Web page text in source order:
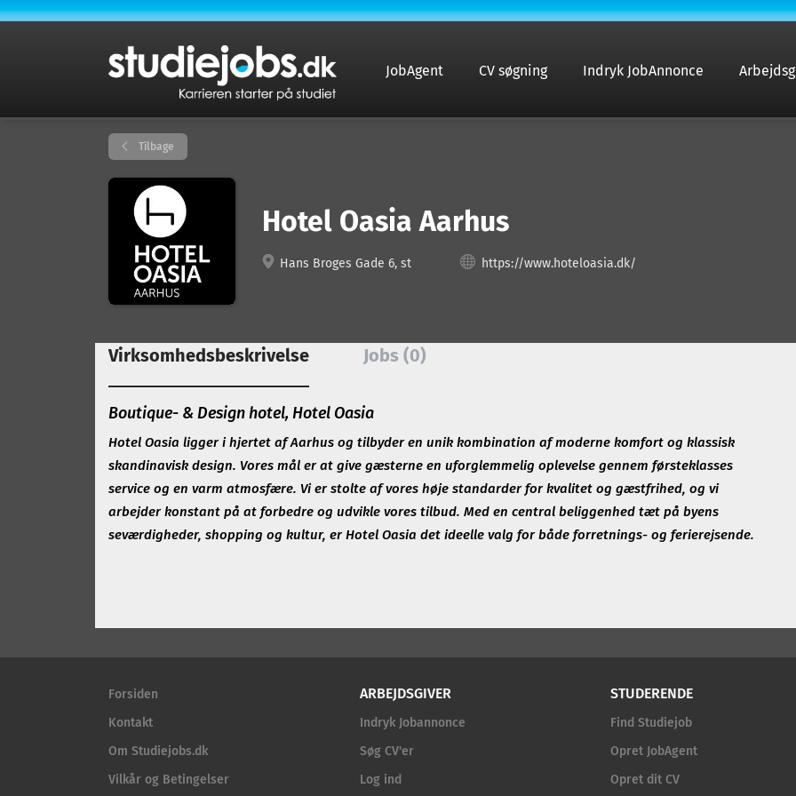
JobAgent CV søgning Indryk JobAnnonce
Tilbage
Hotel Oasia Aarhus
Hans Broges Gade 6, st https://www.hoteloasia.dk/
Virksomhedsbeskrivelse Jobs (0)
Boutique- & Design hotel, Hotel Oasia
Hotel Oasia ligger i hjertet af Aarhus og tilbyder en unik kombination af moderne komfort og klassisk
skandinavisk design. Vores mål er at give gæsterne en uforglemmelig oplevelse gennem førsteklasses
service og en varm atmosfære. Vi er stolte af vores høje standarder for kvalitet og gæstfrihed, og vi
arbejder konstant på at forbedre og udvikle vores tilbud. Med en central beliggenhed tæt på byens
seværdigheder, shopping og kultur, er Hotel Oasia det ideelle valg for både forretnings- og ferierejsende.
Forsiden
Kontakt
Om Studiejobs.dk
Vilkår og Betingelser
ARBEJDSGIVER
Indryk Jobannonce
Søg CV'er
Log ind
STUDERENDE
Find Studiejob
Opret JobAgent
Opret dit CV